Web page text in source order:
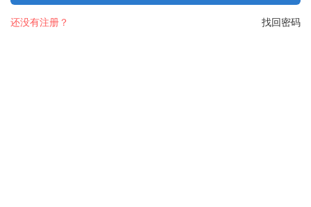
找回密码
还没有注册？